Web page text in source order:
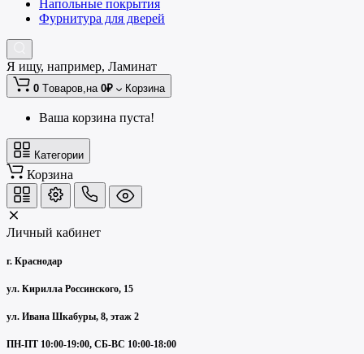
Напольные покрытия
Фурнитура для дверей
Я ищу, например, Ламинат
0 Tоваров,на 0₽ Корзина
Ваша корзина пуста!
Категории
Корзина
Личный кабинет
г. Краснодар
ул. Кирилла Россинского, 15
ул. Ивана Шкабуры, 8, этаж 2
ПН-ПТ 10:00-19:00, СБ-ВС 10:00-18:00